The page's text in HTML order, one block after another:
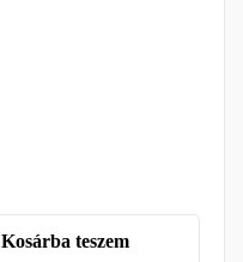
Kosárba teszem